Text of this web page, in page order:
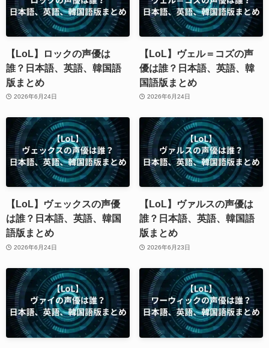
【LoL】ロックの声優は
誰？日本語、英語、韓国語
版まとめ
2026年6月24日
【LoL】ヴェル＝コズの声
優は誰？日本語、英語、韓
国語版まとめ
2026年6月24日
【LoL】ヴェックスの声優
は誰？日本語、英語、韓国
語版まとめ
2026年6月24日
【LoL】ヴァルスの声優は
誰？日本語、英語、韓国語
版まとめ
2026年6月23日